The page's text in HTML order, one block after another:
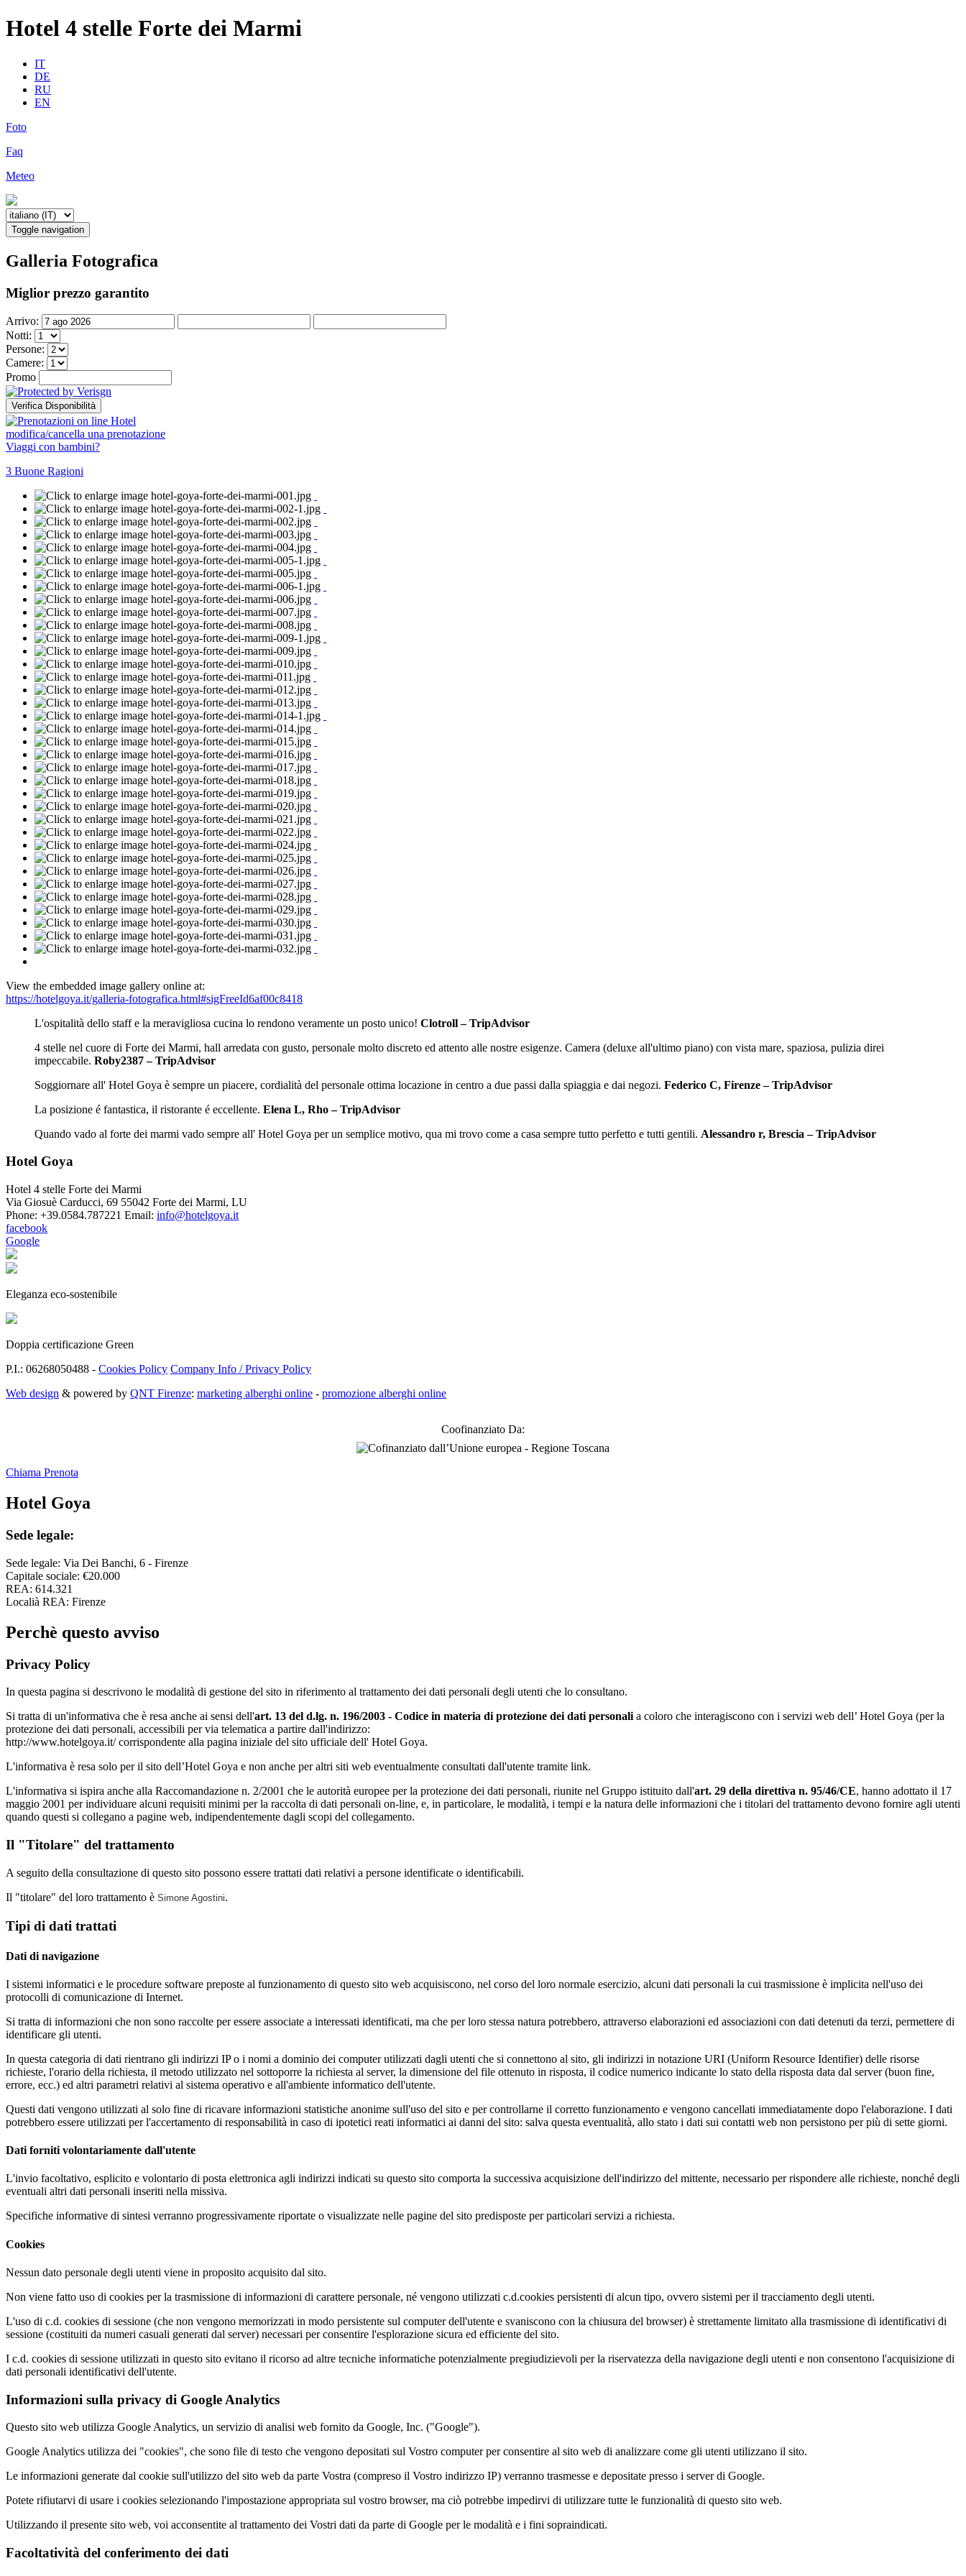
Hotel 4 stelle Forte dei Marmi
IT
DE
RU
EN
Foto
Faq
Meteo
Toggle navigation
Galleria Fotografica
Miglior prezzo garantito
Arrivo:
Notti:
Persone:
Camere:
Promo
modifica/cancella una prenotazione
Viaggi con bambini?
3 Buone Ragioni
View the embedded image gallery online at:
https://hotelgoya.it/galleria-fotografica.html#sigFreeId6af00c8418
L'ospitalità dello staff e la meravigliosa cucina lo rendono veramente un posto unico! Clotroll – TripAdvisor
4 stelle nel cuore di Forte dei Marmi, hall arredata con gusto, personale molto discreto ed attento alle nostre esigenze. Camera (deluxe all'ultimo piano) con vista mare, spaziosa, pulizia direi
impeccabile. Roby2387 – TripAdvisor
Soggiornare all' Hotel Goya è sempre un piacere, cordialità del personale ottima locazione in centro a due passi dalla spiaggia e dai negozi. Federico C, Firenze – TripAdvisor
La posizione é fantastica, il ristorante é eccellente. Elena L, Rho – TripAdvisor
Quando vado al forte dei marmi vado sempre all' Hotel Goya per un semplice motivo, qua mi trovo come a casa sempre tutto perfetto e tutti gentili. Alessandro r, Brescia – TripAdvisor
Hotel Goya
Hotel 4 stelle Forte dei Marmi
Via Giosuè Carducci, 69 55042 Forte dei Marmi, LU
Phone: +39.0584.787221 Email: info@hotelgoya.it
facebook
Google
Eleganza eco-sostenibile
Doppia certificazione Green
P.I.: 06268050488 - Cookies Policy Company Info / Privacy Policy
Web design & powered by QNT Firenze: marketing alberghi online - promozione alberghi online
Coofinanziato Da:
Chiama Prenota
Hotel Goya
Sede legale:
Sede legale: Via Dei Banchi, 6 - Firenze
Capitale sociale: €20.000
REA: 614.321
Localià REA: Firenze
Perchè questo avviso
Privacy Policy
In questa pagina si descrivono le modalità di gestione del sito in riferimento al trattamento dei dati personali degli utenti che lo consultano.
Si tratta di un'informativa che è resa anche ai sensi dell'art. 13 del d.lg. n. 196/2003 - Codice in materia di protezione dei dati personali a coloro che interagiscono con i servizi web dell’ Hotel Goya (per la
protezione dei dati personali, accessibili per via telematica a partire dall'indirizzo:
http://www.hotelgoya.it/ corrispondente alla pagina iniziale del sito ufficiale dell' Hotel Goya.
L'informativa è resa solo per il sito dell’Hotel Goya e non anche per altri siti web eventualmente consultati dall'utente tramite link.
L'informativa si ispira anche alla Raccomandazione n. 2/2001 che le autorità europee per la protezione dei dati personali, riunite nel Gruppo istituito dall'art. 29 della direttiva n. 95/46/CE, hanno adottato il 17
maggio 2001 per individuare alcuni requisiti minimi per la raccolta di dati personali on-line, e, in particolare, le modalità, i tempi e la natura delle informazioni che i titolari del trattamento devono fornire agli utenti
quando questi si collegano a pagine web, indipendentemente dagli scopi del collegamento.
Il "Titolare" del trattamento
A seguito della consultazione di questo sito possono essere trattati dati relativi a persone identificate o identificabili.
Il "titolare" del loro trattamento è Simone Agostini.
Tipi di dati trattati
Dati di navigazione
I sistemi informatici e le procedure software preposte al funzionamento di questo sito web acquisiscono, nel corso del loro normale esercizio, alcuni dati personali la cui trasmissione è implicita nell'uso dei
protocolli di comunicazione di Internet.
Si tratta di informazioni che non sono raccolte per essere associate a interessati identificati, ma che per loro stessa natura potrebbero, attraverso elaborazioni ed associazioni con dati detenuti da terzi, permettere di
identificare gli utenti.
In questa categoria di dati rientrano gli indirizzi IP o i nomi a dominio dei computer utilizzati dagli utenti che si connettono al sito, gli indirizzi in notazione URI (Uniform Resource Identifier) delle risorse
richieste, l'orario della richiesta, il metodo utilizzato nel sottoporre la richiesta al server, la dimensione del file ottenuto in risposta, il codice numerico indicante lo stato della risposta data dal server (buon fine,
errore, ecc.) ed altri parametri relativi al sistema operativo e all'ambiente informatico dell'utente.
Questi dati vengono utilizzati al solo fine di ricavare informazioni statistiche anonime sull'uso del sito e per controllarne il corretto funzionamento e vengono cancellati immediatamente dopo l'elaborazione. I dati
potrebbero essere utilizzati per l'accertamento di responsabilità in caso di ipotetici reati informatici ai danni del sito: salva questa eventualità, allo stato i dati sui contatti web non persistono per più di sette giorni.
Dati forniti volontariamente dall'utente
L'invio facoltativo, esplicito e volontario di posta elettronica agli indirizzi indicati su questo sito comporta la successiva acquisizione dell'indirizzo del mittente, necessario per rispondere alle richieste, nonché degli
eventuali altri dati personali inseriti nella missiva.
Specifiche informative di sintesi verranno progressivamente riportate o visualizzate nelle pagine del sito predisposte per particolari servizi a richiesta.
Cookies
Nessun dato personale degli utenti viene in proposito acquisito dal sito.
Non viene fatto uso di cookies per la trasmissione di informazioni di carattere personale, né vengono utilizzati c.d.cookies persistenti di alcun tipo, ovvero sistemi per il tracciamento degli utenti.
L'uso di c.d. cookies di sessione (che non vengono memorizzati in modo persistente sul computer dell'utente e svaniscono con la chiusura del browser) è strettamente limitato alla trasmissione di identificativi di
sessione (costituiti da numeri casuali generati dal server) necessari per consentire l'esplorazione sicura ed efficiente del sito.
I c.d. cookies di sessione utilizzati in questo sito evitano il ricorso ad altre tecniche informatiche potenzialmente pregiudizievoli per la riservatezza della navigazione degli utenti e non consentono l'acquisizione di
dati personali identificativi dell'utente.
Informazioni sulla privacy di Google Analytics
Questo sito web utilizza Google Analytics, un servizio di analisi web fornito da Google, Inc. ("Google").
Google Analytics utilizza dei "cookies", che sono file di testo che vengono depositati sul Vostro computer per consentire al sito web di analizzare come gli utenti utilizzano il sito.
Le informazioni generate dal cookie sull'utilizzo del sito web da parte Vostra (compreso il Vostro indirizzo IP) verranno trasmesse e depositate presso i server di Google.
Potete rifiutarvi di usare i cookies selezionando l'impostazione appropriata sul vostro browser, ma ciò potrebbe impedirvi di utilizzare tutte le funzionalità di questo sito web.
Utilizzando il presente sito web, voi acconsentite al trattamento dei Vostri dati da parte di Google per le modalità e i fini sopraindicati.
Facoltatività del conferimento dei dati